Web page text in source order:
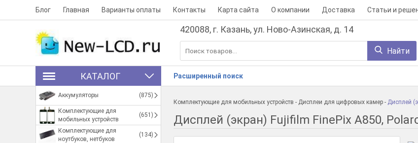
Блог Главная Варианты оплаты Контакты Карта сайта О компании Доставка Статьи и
420088, г. Казань, ул. Ново-Азинская, д. 14
Найти
КАТАЛОГ
Аккумуляторы (875)
Комплектующие для
мобильных устройств
(651)
Комплектующие для
ноутбуков, нетбуков
(134)
Расширенный поиск
Комплектующие для мобильных устройств - Дисплеи для цифровых камер - Дисплей
Дисплей (экран) Fujifilm FinePix A850,